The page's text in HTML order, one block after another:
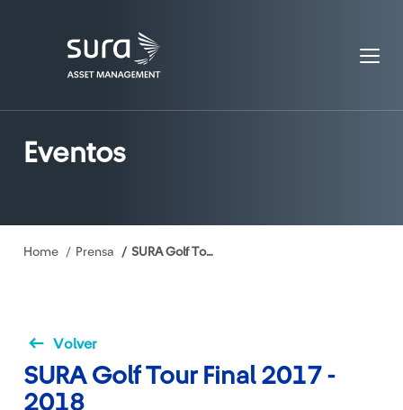
Eventos
Ruta
navegación
Home Prensa SURA Golf Tour Final 2017 - 2018
Volver
SURA Golf Tour Final 2017 -
2018